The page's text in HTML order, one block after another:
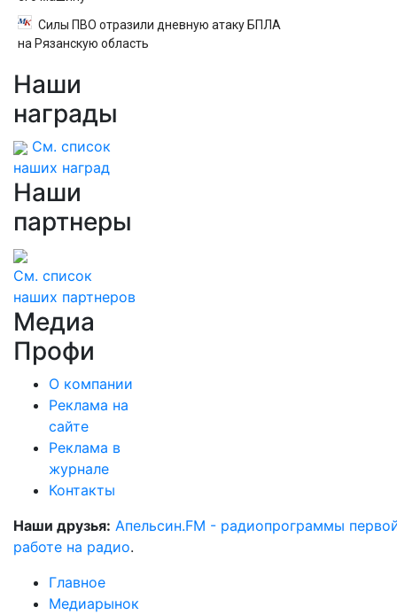
Силы ПВО отразили дневную атаку БПЛА
на Рязанскую область
Наши
награды
См. список
наших наград
Наши
партнеры
См. список
наших партнеров
Медиа
Профи
О компании
Реклама на
сайте
Реклама в
журнале
Контакты
Наши друзья: Апельсин.FM - радиопрограммы
работе на радио.
Главное
Медиарынок